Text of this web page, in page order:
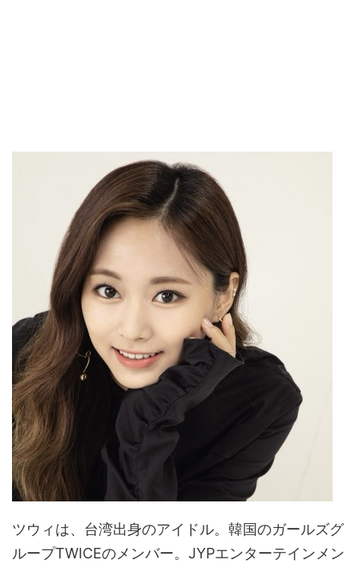
ツウィは、台湾出身のアイドル。韓国のガールズグ
ループTWICEのメンバー。JYPエンターテインメン